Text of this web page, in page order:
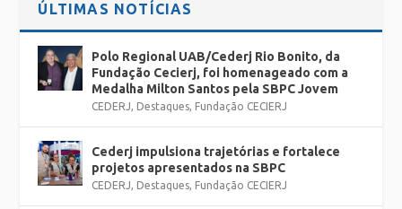
Faixa etária: a partir de 6 anos
Lotação: 30 pessoas
ÚLTIMAS NOTÍCIAS
Polo Regional UAB/Cederj Rio Bonito, da
Fundação Cecierj, foi homenageado com a
Medalha Milton Santos pela SBPC Jovem
CEDERJ, Destaques, Fundação CECIERJ
Cederj impulsiona trajetórias e fortalece
projetos apresentados na SBPC
CEDERJ, Destaques, Fundação CECIERJ